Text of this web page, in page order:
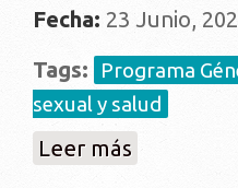
Fecha: 23 Junio,
Tags:
Programa
sexual y salud
Leer más